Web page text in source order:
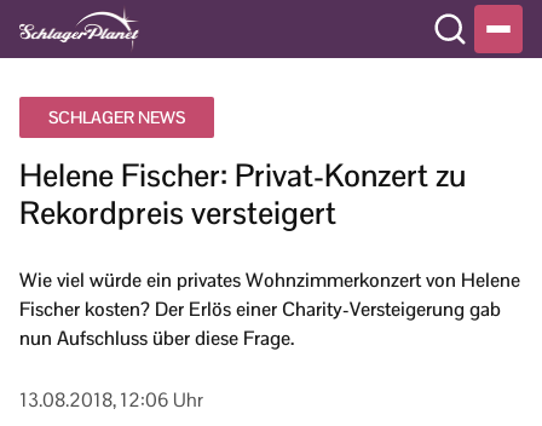
SCHLAGER NEWS
Helene Fischer: Privat-Konzert zu
Rekordpreis versteigert
Wie viel würde ein privates Wohnzimmerkonzert von Helene
Fischer kosten? Der Erlös einer Charity-Versteigerung gab
nun Aufschluss über diese Frage.
13.08.2018, 12:06 Uhr